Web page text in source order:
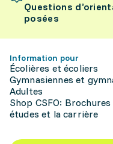
Questions
posées
Information pour
Écolières et écoliers
Gymnasiennes et
Adultes
Shop CSFO:
études et la carrière